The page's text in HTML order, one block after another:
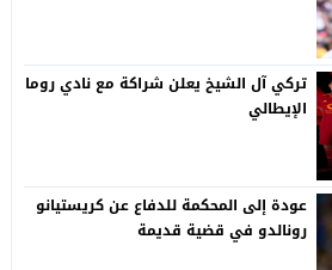
تركي آل الشيخ يعلن شراكة مع نادي روما
الإيطالي
عودة إلى المحكمة للدفاع عن كريستيانو
رونالدو في قضية قديمة